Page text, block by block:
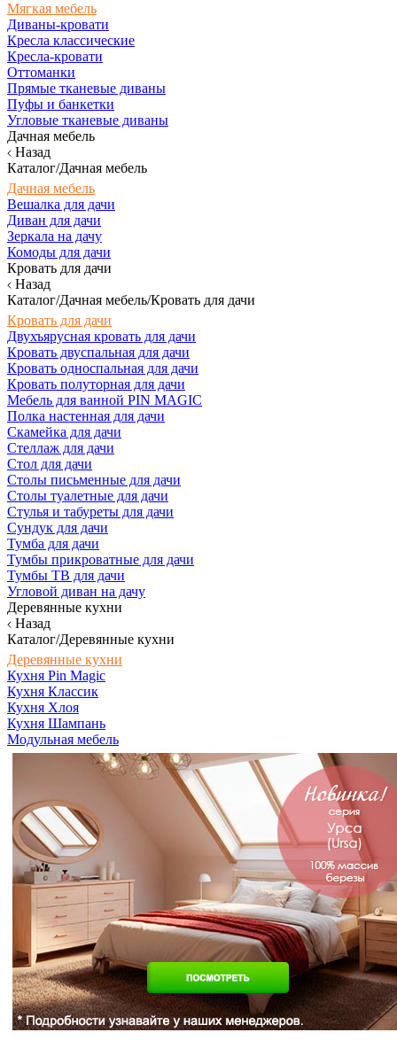
Мягкая мебель
Диваны-кровати
Кресла классические
Кресла-кровати
Оттоманки
Прямые тканевые диваны
Пуфы и банкетки
Угловые тканевые диваны
Дачная мебель
Назад
Каталог/Дачная мебель
Дачная мебель
Вешалка для дачи
Диван для дачи
Зеркала на дачу
Комоды для дачи
Кровать для дачи
Назад
Каталог/Дачная мебель/Кровать для дачи
Кровать для дачи
Двухъярусная кровать для дачи
Кровать двуспальная для дачи
Кровать односпальная для дачи
Кровать полуторная для дачи
Мебель для ванной PIN MAGIC
Полка настенная для дачи
Скамейка для дачи
Стеллаж для дачи
Стол для дачи
Столы письменные для дачи
Столы туалетные для дачи
Стулья и табуреты для дачи
Сундук для дачи
Тумба для дачи
Тумбы прикроватные для дачи
Тумбы ТВ для дачи
Угловой диван на дачу
Деревянные кухни
Назад
Каталог/Деревянные кухни
Деревянные кухни
Кухня Pin Magic
Кухня Классик
Кухня Хлоя
Кухня Шампань
Модульная мебель